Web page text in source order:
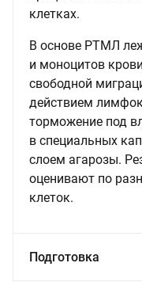
клетках.
В основе РТМЛ
и моноцитов
свободной
действием
торможение под
в специальных
слоем агарозы.
оценивают по
клеток.
Подготовка